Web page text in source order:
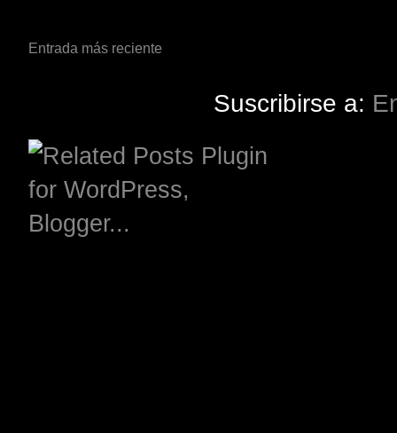
Entrada más reciente
Suscribirse a: